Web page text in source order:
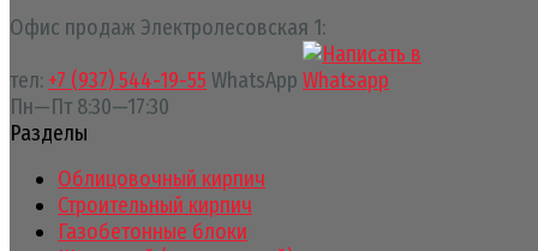
Офис продаж Электролесовская 1:
тел: +7 (937) 544-19-55 WhatsApp
Пн—Пт 8:30—17:30
Разделы
Облицовочный кирпич
Строительный кирпич
Газобетонные блоки